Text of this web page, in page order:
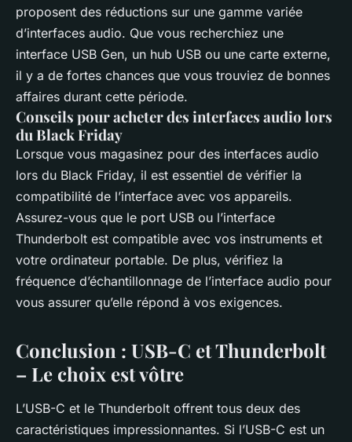
proposent des réductions sur une gamme variée
d’interfaces audio. Que vous recherchiez une
interface USB Gen, un hub USB ou une carte externe,
il y a de fortes chances que vous trouviez de bonnes
affaires durant cette période.
Conseils pour acheter des interfaces audio lors
du Black Friday
Lorsque vous magasinez pour des interfaces audio
lors du Black Friday, il est essentiel de vérifier la
compatibilité de l’interface avec vos appareils.
Assurez-vous que le port USB ou l’interface
Thunderbolt est compatible avec vos instruments et
votre ordinateur portable. De plus, vérifiez la
fréquence d’échantillonnage de l’interface audio pour
vous assurer qu’elle répond à vos exigences.
Conclusion : USB-C et Thunderbolt
– Le choix est vôtre
L’USB-C et le Thunderbolt offrent tous deux des
caractéristiques impressionnantes. Si l’USB-C est un